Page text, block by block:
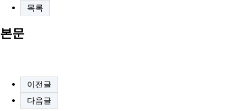
목록
본문
이전글
다음글